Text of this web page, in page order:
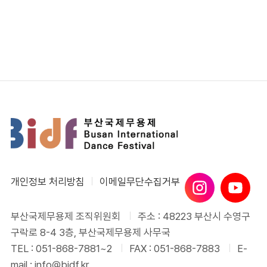
개인정보 처리방침 이메일무단수집거부
부산국제무용제 조직위원회
주소 : 48223 부산시 수영구
구락로 8-4 3층, 부산국제무용제 사무국
TEL : 051-868-7881~2
FAX : 051-868-7883
E-
mail : info@bidf.kr